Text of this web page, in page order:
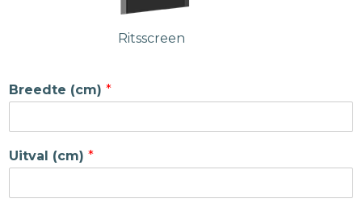
Ritsscreen
Breedte (cm) *
Uitval (cm) *